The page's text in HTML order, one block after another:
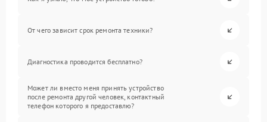
От чего зависит срок ремонта техники?
Диагностика проводится бесплатно?
Может ли вместо меня принять устройство
после ремонта другой человек, контактный
телефон которого я предоставлю?